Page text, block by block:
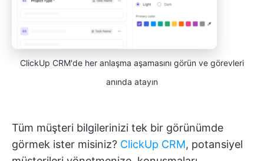
ClickUp CRM'de her anlaşma aşamasını görün ve görevleri
anında atayın
Tüm müşteri bilgilerinizi tek bir görünümde
görmek ister misiniz? ClickUp CRM, potansiyel